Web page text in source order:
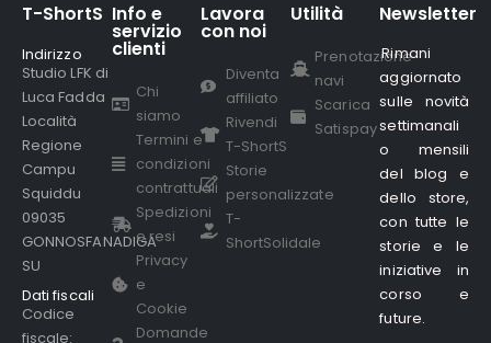
T-ShortS
Indirizzo
Studio LFK di
Luca Fadda
Località
Regione
Campu
Squiddu
09035
GONNOSFANADIGA
SU
Dati fiscali
Codice
fiscale:
Info e
servizio
clienti
Chi
siamo
Termini e
condizioni
contrattuali
Spedizioni
e resi
Privacy
e
Cookie
Domande
Lavora
con noi
Diventa
affiliato
Rivendi
T-ShortS
Storie
personalizzate
T-
ShortSolidale
Utilità
Prenotazione
navi
Scarica
Satispay
Newsletter
.Rimani
aggiornato
sulle novità
settimanali
o mensili
del blog e
dello store,
con tutte le
storie e le
iniziative in
corso e
future.